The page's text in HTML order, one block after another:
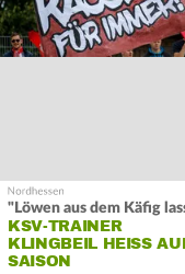
KSV-TRAINER
KLINGBEIL HEISS AUF
AISON